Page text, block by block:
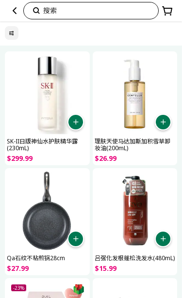
搜索
家
SK-II日版神仙水护肤精华露
(230mL)
$299.99
理肤天使马达加斯加积雪草卸
妆油(200mL)
$26.99
Qa石纹不粘煎锅28cm
$27.99
吕强化发根蓬松洗发水(480mL)
$15.99
-23%